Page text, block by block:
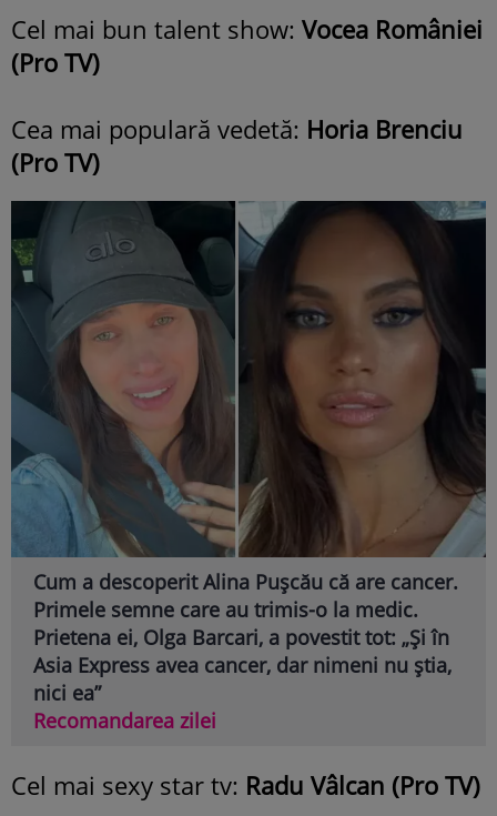
Cel mai bun talent show: Vocea României
(Pro TV)
Cea mai populară vedetă: Horia Brenciu
(Pro TV)
Cum a descoperit Alina Pușcău că are cancer.
Primele semne care au trimis-o la medic.
Prietena ei, Olga Barcari, a povestit tot: „Și în
Asia Express avea cancer, dar nimeni nu știa,
nici ea”
Recomandarea zilei
Cel mai sexy star tv: Radu Vâlcan (Pro TV)